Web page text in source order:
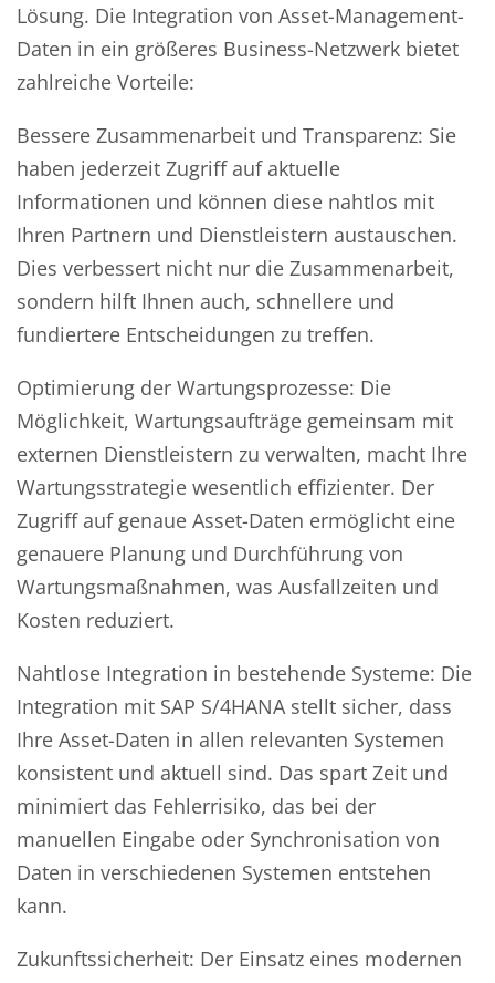
Lösung. Die Integration von Asset-Management-
Daten in ein größeres Business-Netzwerk bietet
zahlreiche Vorteile:
Bessere Zusammenarbeit und Transparenz: Sie
haben jederzeit Zugriff auf aktuelle
Informationen und können diese nahtlos mit
Ihren Partnern und Dienstleistern austauschen.
Dies verbessert nicht nur die Zusammenarbeit,
sondern hilft Ihnen auch, schnellere und
fundiertere Entscheidungen zu treffen.
Optimierung der Wartungsprozesse: Die
Möglichkeit, Wartungsaufträge gemeinsam mit
externen Dienstleistern zu verwalten, macht Ihre
Wartungsstrategie wesentlich effizienter. Der
Zugriff auf genaue Asset-Daten ermöglicht eine
genauere Planung und Durchführung von
Wartungsmaßnahmen, was Ausfallzeiten und
Kosten reduziert.
Nahtlose Integration in bestehende Systeme: Die
Integration mit SAP S/4HANA stellt sicher, dass
Ihre Asset-Daten in allen relevanten Systemen
konsistent und aktuell sind. Das spart Zeit und
minimiert das Fehlerrisiko, das bei der
manuellen Eingabe oder Synchronisation von
Daten in verschiedenen Systemen entstehen
kann.
Zukunftssicherheit: Der Einsatz eines modernen